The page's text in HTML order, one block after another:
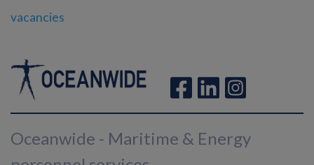
vacancies
Oceanwide - Maritime & Energy